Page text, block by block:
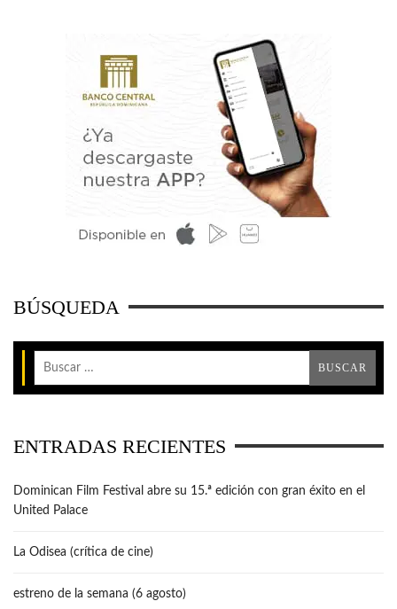
BÚSQUEDA
ENTRADAS RECIENTES
Dominican Film Festival abre su 15.ª edición con gran éxito en el
United Palace
La Odisea (crítica de cine)
estreno de la semana (6 agosto)